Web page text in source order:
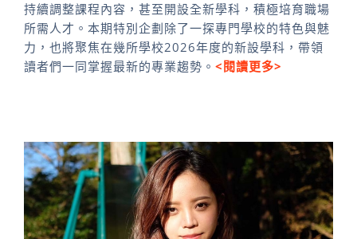
持續調整課程內容，甚至開設全新學科，積極培育職場
所需人才。本期特別企劃除了一探專門學校的特色與魅
力，也將聚焦在幾所學校2026年度的新設學科，帶領
讀者們一同掌握最新的專業趨勢。 <閱讀更多>